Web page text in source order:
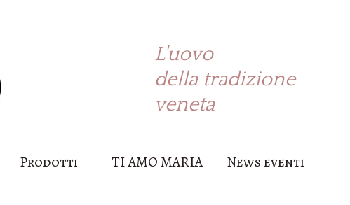
L'uovo
della tradizione
veneta
Prodotti TI AMO MARIA News eventi